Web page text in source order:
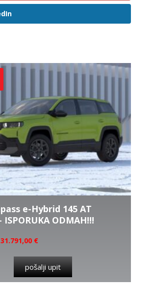
e-Hybrid 145 AT
ODMAH!!!
31.791,00 €
pošalji upit